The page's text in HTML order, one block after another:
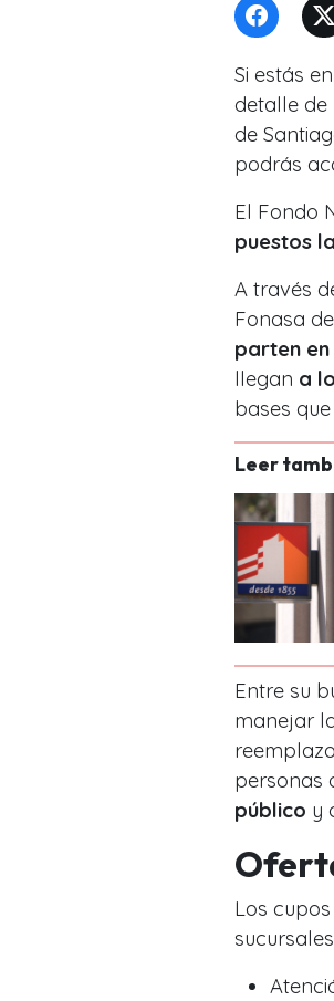
Si estás
detalle de
de
podrás
El Fondo
puestos
A través
Fonasa
parten
llegan a
bases
Leer
Entre su
manejar
personas
público y
Los